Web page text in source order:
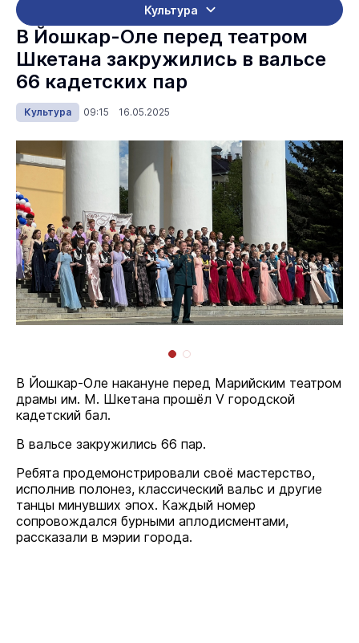
Культура
В Йошкар-Оле перед театром
Шкетана закружились в вальсе
66 кадетских пар
Культура 09:15 16.05.2025
В Йошкар-Оле накануне перед Марийским театром
драмы им. М. Шкетана прошёл V городской
кадетский бал.
В вальсе закружились 66 пар.
Ребята продемонстрировали своё мастерство,
исполнив полонез, классический вальс и другие
танцы минувших эпох. Каждый номер
сопровождался бурными аплодисментами,
рассказали в мэрии города.